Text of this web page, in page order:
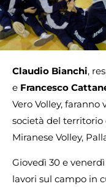
Claudio Bianchi,
e Francesco
Vero Volley, faranno
società del territorio
Miranese Volley,
Giovedì 30 e
lavori sul campo in